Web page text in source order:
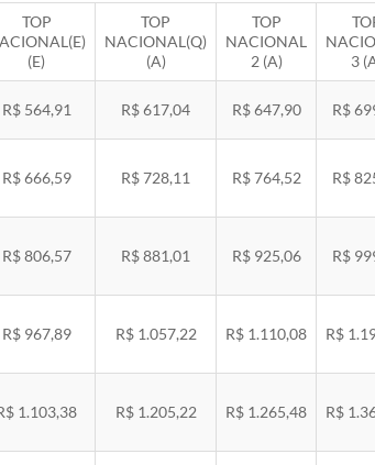
TOP
(E)
TOP
NACIONAL(Q)
(A)
TOP
NACIONAL
2 (A)
3
R$ 564,91 R$ 617,04 R$ 647,90 R$
R$ 666,59 R$ 728,11 R$ 764,52 R$
R$ 806,57 R$ 881,01 R$ 925,06 R$
R$ 967,89 R$ 1.057,22 R$ 1.110,08 R$
1.103,38 R$ 1.205,22 R$ 1.265,48 R$